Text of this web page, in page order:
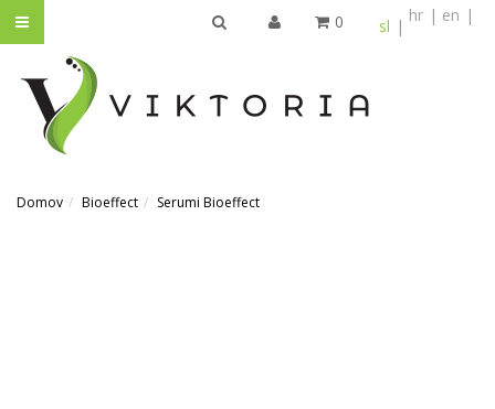
sl
hr en
0
Domov Bioeffect Serumi Bioeffect